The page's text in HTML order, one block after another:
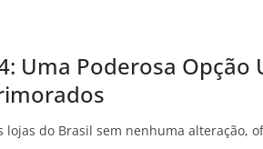
Uma Poderosa Opção
lojas do Brasil sem nenhuma alteração,